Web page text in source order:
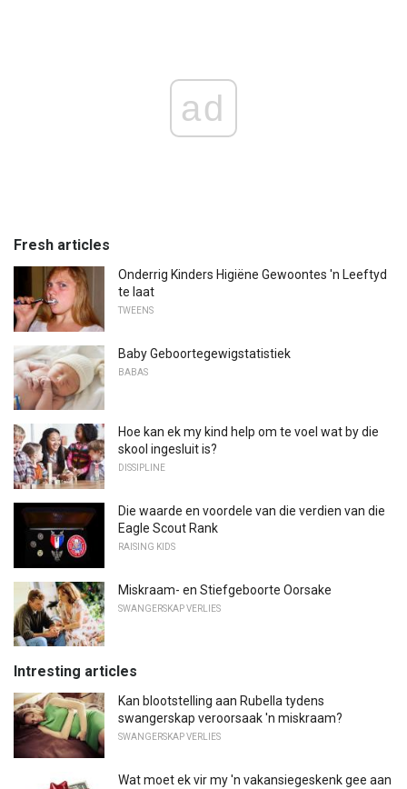
ad
Fresh articles
Onderrig Kinders Higiëne Gewoontes 'n Leeftyd
te laat
TWEENS
Baby Geboortegewigstatistiek
BABAS
Hoe kan ek my kind help om te voel wat by die
skool ingesluit is?
DISSIPLINE
Die waarde en voordele van die verdien van die
Eagle Scout Rank
RAISING KIDS
Miskraam- en Stiefgeboorte Oorsake
SWANGERSKAP VERLIES
Intresting articles
Kan blootstelling aan Rubella tydens
swangerskap veroorsaak 'n miskraam?
SWANGERSKAP VERLIES
Wat moet ek vir my 'n vakansiegeskenk gee aan